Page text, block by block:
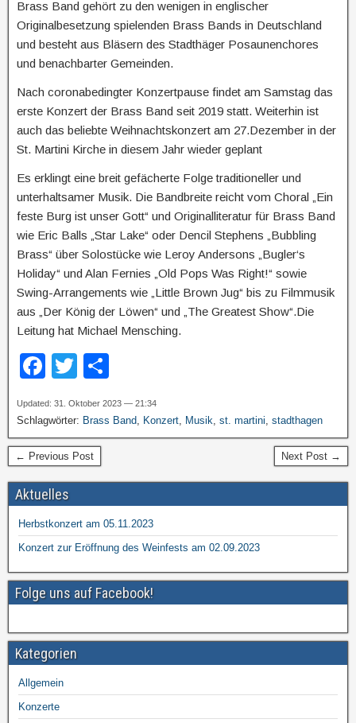
Brass Band gehört zu den wenigen in englischer
Originalbesetzung spielenden Brass Bands in Deutschland
und besteht aus Bläsern des Stadthäger Posaunenchores
und benachbarter Gemeinden.
Nach coronabedingter Konzertpause findet am Samstag das
erste Konzert der Brass Band seit 2019 statt. Weiterhin ist
auch das beliebte Weihnachtskonzert am 27.Dezember in der
St. Martini Kirche in diesem Jahr wieder geplant
Es erklingt eine breit gefächerte Folge traditioneller und
unterhaltsamer Musik. Die Bandbreite reicht vom Choral „Ein
feste Burg ist unser Gott“ und Originalliteratur für Brass Band
wie Eric Balls „Star Lake“ oder Dencil Stephens „Bubbling
Brass“ über Solostücke wie Leroy Andersons „Bugler‘s
Holiday“ und Alan Fernies „Old Pops Was Right!“ sowie
Swing-Arrangements wie „Little Brown Jug“ bis zu Filmmusik
aus „Der König der Löwen“ und „The Greatest Show“.Die
Leitung hat Michael Mensching.
F
c
e
b
o
o
k
T
tt
er
e
n
Updated: 31. Oktober 2023 — 21:34
Schlagwörter: Brass Band, Konzert, Musik, st. martini, stadthagen
← Previous Post Next Post →
Aktuelles
Herbstkonzert am 05.11.2023
Konzert zur Eröffnung des Weinfests am 02.09.2023
Folge uns auf Facebook!
Kategorien
Allgemein
Konzerte